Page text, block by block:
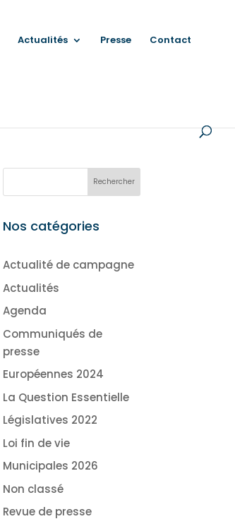
Actualités Presse Contact
Nos catégories
Actualité de campagne
Actualités
Agenda
Communiqués de
presse
Européennes 2024
La Question Essentielle
Législatives 2022
Loi fin de vie
Municipales 2026
Non classé
Revue de presse